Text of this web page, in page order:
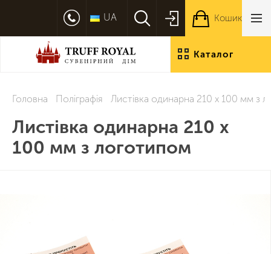
Каталог
UA Кошик
Головна Поліграфія Листівка одинарна 210 х 100 мм з
Листівка одинарна 210 х
100 мм з логотипом